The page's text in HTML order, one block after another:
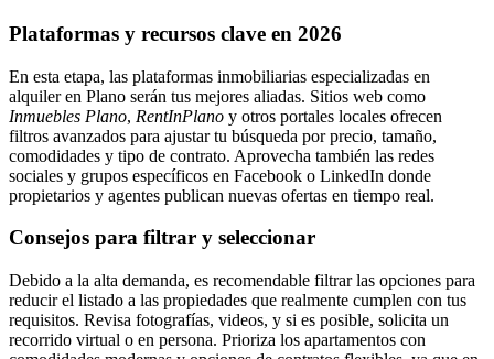
Plataformas y recursos clave en 2026
En esta etapa, las plataformas inmobiliarias especializadas en
alquiler en Plano serán tus mejores aliadas. Sitios web como
Inmuebles Plano, RentInPlano y otros portales locales ofrecen
filtros avanzados para ajustar tu búsqueda por precio, tamaño,
comodidades y tipo de contrato. Aprovecha también las redes
sociales y grupos específicos en Facebook o LinkedIn donde
propietarios y agentes publican nuevas ofertas en tiempo real.
Consejos para filtrar y seleccionar
Debido a la alta demanda, es recomendable filtrar las opciones para
reducir el listado a las propiedades que realmente cumplen con tus
requisitos. Revisa fotografías, videos, y si es posible, solicita un
recorrido virtual o en persona. Prioriza los apartamentos con